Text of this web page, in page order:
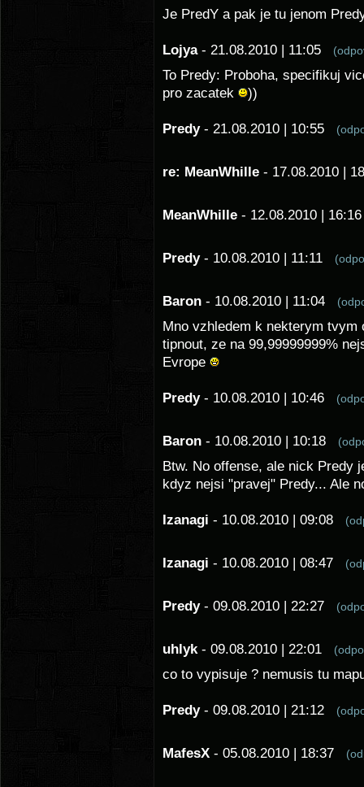
Je PredY a pak je tu jenom
Lojya - 21.08.2010 | 11:05
To Predy: Proboha, specifikuj
pro zacatek
))
Predy - 21.08.2010 | 10:55
re: MeanWhille - 17.08.2010 |
MeanWhille - 12.08.2010 |
Predy - 10.08.2010 | 11:11
Baron - 10.08.2010 | 11:04
Mno vzhledem k nekterym
tipnout, ze na 99,99999999%
Evrope
Predy - 10.08.2010 | 10:46
Baron - 10.08.2010 | 10:18
Btw. No offense, ale nick Predy
kdyz nejsi "pravej" Predy... Ale
Izanagi - 10.08.2010 | 09:08
Izanagi - 10.08.2010 | 08:47
Predy - 09.08.2010 | 22:27
uhlyk - 09.08.2010 | 22:01
co to vypisuje ? nemusis tu
Predy - 09.08.2010 | 21:12
MafesX - 05.08.2010 | 18:37